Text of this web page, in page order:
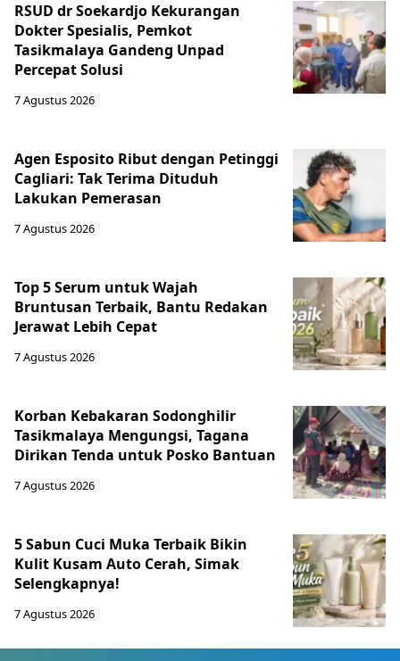
RSUD dr Soekardjo Kekurangan
Dokter Spesialis, Pemkot
Tasikmalaya Gandeng Unpad
Percepat Solusi
7 Agustus 2026
Agen Esposito Ribut dengan Petinggi
Cagliari: Tak Terima Dituduh
Lakukan Pemerasan
7 Agustus 2026
Top 5 Serum untuk Wajah
Bruntusan Terbaik, Bantu Redakan
Jerawat Lebih Cepat
7 Agustus 2026
Korban Kebakaran Sodonghilir
Tasikmalaya Mengungsi, Tagana
Dirikan Tenda untuk Posko Bantuan
7 Agustus 2026
5 Sabun Cuci Muka Terbaik Bikin
Kulit Kusam Auto Cerah, Simak
Selengkapnya!
7 Agustus 2026